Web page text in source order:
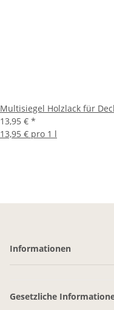
Multisiegel Holzlack für
13,95 € *
13,95 € pro 1 l
Informationen
Gesetzliche